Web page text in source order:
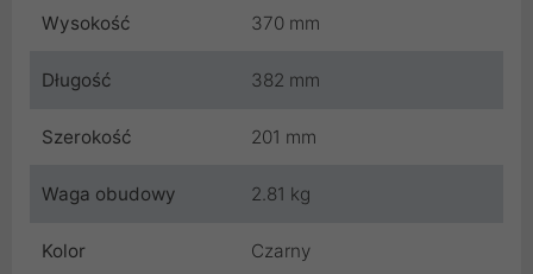
Wysokość 370 mm
Długość 382 mm
Szerokość 201 mm
Waga obudowy 2.81 kg
Kolor Czarny